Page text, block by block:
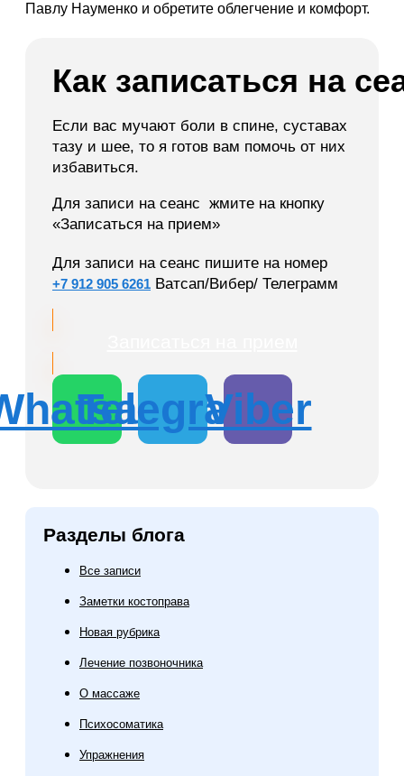
Павлу Науменко и обретите облегчение и комфорт.
Как записаться на
Если вас мучают боли в спине, суставах
тазу и шее, то я готов вам помочь от них
избавиться.
Для записи на сеанс жмите на кнопку
«Записаться на прием»
Для записи на сеанс пишите на номер
+7 912 905 6261 Ватсап/Вибер/ Телеграмм
Telegram
Viber
Разделы блога
Все записи
Заметки костоправа
Новая рубрика
Лечение позвоночника
О массаже
Психосоматика
Упражнения